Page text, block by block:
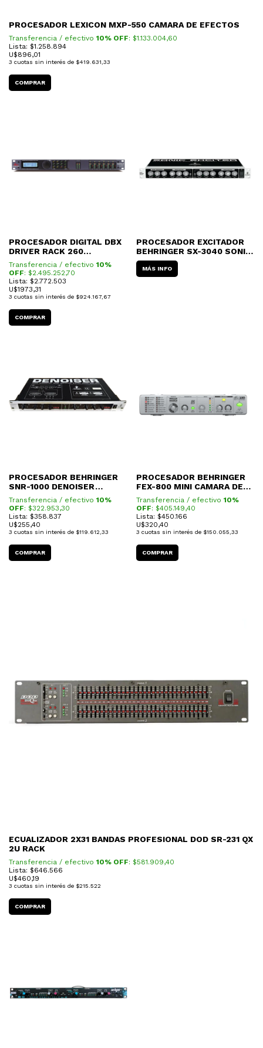
PROCESADOR LEXICON MXP-550 CAMARA DE EFECTOS
Transferencia / efectivo 10% OFF: $1.133.004,60
Lista: $1.258.894
U$896,01
3 cuotas sin interés de $419.631,33
PROCESADOR DIGITAL DBX
DRIVER RACK 260
MULTIPLE
Transferencia / efectivo 10%
OFF: $2.495.252,70
Lista: $2.772.503
U$1973,31
3 cuotas sin interés de $924.167,67
PROCESADOR EXCITADOR
BEHRINGER SX-3040 SONIC
EXCITER
MÁS INFO
PROCESADOR BEHRINGER
SNR-1000 DENOISER
(REDUCTOR DE RUIDOS)
Transferencia / efectivo 10%
OFF: $322.953,30
Lista: $358.837
U$255,40
3 cuotas sin interés de $119.612,33
PROCESADOR BEHRINGER
FEX-800 MINI CAMARA DE
EFECTOS
Transferencia / efectivo 10%
OFF: $405.149,40
Lista: $450.166
U$320,40
3 cuotas sin interés de $150.055,33
ECUALIZADOR 2X31 BANDAS PROFESIONAL DOD SR-231 QX
2U RACK
Transferencia / efectivo 10% OFF: $581.909,40
Lista: $646.566
U$460,19
3 cuotas sin interés de $215.522